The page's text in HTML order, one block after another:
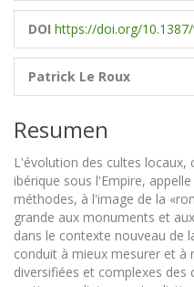
DOI https://doi.org/
Patrick Le Roux
Resumen
L'évolution des cultes
ibérique sous l'Empire,
méthodes, à l'image de la
grande aux monuments et
dans le contexte nouveau de
conduit à mieux mesurer et à
diversifiées et complexes